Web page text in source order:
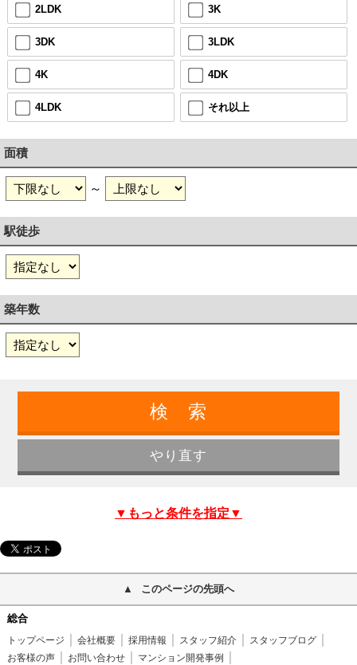
2LDK 3K
3DK 3LDK
4K 4DK
4LDK それ以上
面積
～
駅徒歩
築年数
▼もっと条件を指定▼
このページの先頭へ
総合
トップページ 会社概要 採用情報 スタッフ紹介
スタッフブログ
お客様の声
お問い合わせ
マンション開発事例